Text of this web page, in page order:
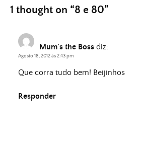
1 thought on “8 e 80”
Mum's the Boss diz:
Agosto 18, 2012 às 2:43 pm
Que corra tudo bem! Beijinhos
Responder